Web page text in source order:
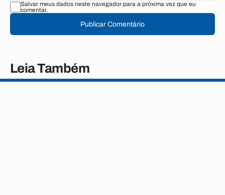
Salvar meus dados neste navegador para a próxima vez que eu
comentar.
Publicar Comentário
Leia Também